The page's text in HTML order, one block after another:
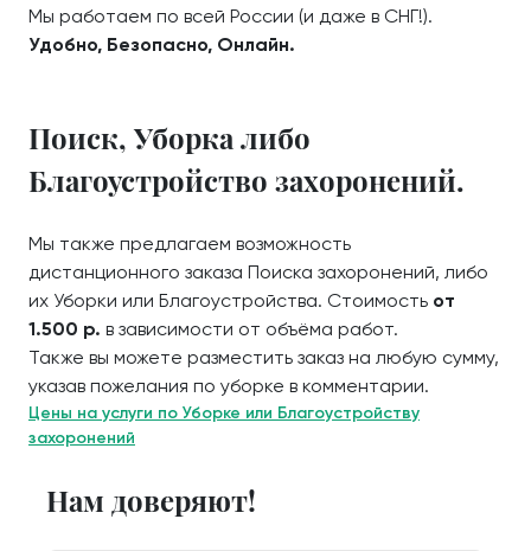
Мы работаем по всей России (и даже в СНГ!).
Удобно, Безопасно, Онлайн.
Поиск, Уборка либо
Благоустройство захоронений.
Мы также предлагаем возможность
дистанционного заказа Поиска захоронений, либо
их Уборки или Благоустройства. Стоимость от
1.500 р. в зависимости от объёма работ.
Также вы можете разместить заказ на любую сумму,
указав пожелания по уборке в комментарии.
Цены на услуги по Уборке или Благоустройству
захоронений
Нам доверяют!